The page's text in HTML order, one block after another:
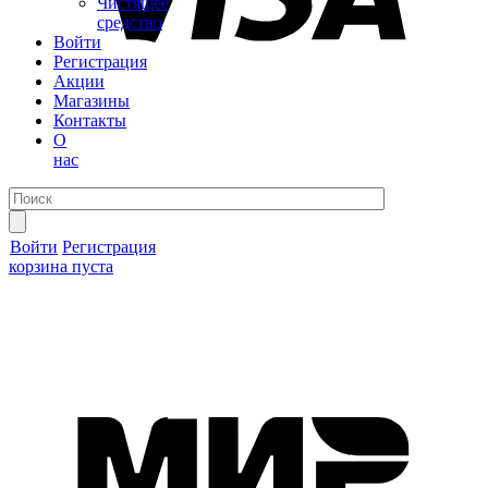
средство
Войти
Регистрация
Акции
Магазины
Контакты
О
нас
Войти Регистрация
корзина пуста